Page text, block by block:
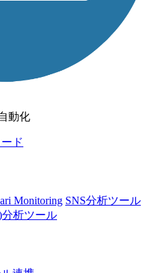
動化
ド
Monitoring SNS分析ツール
分析ツール